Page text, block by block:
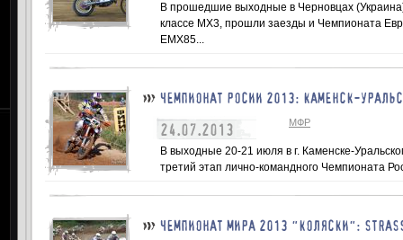
В прошедшие выходные в Черновцах
классе МХ3, прошли заезды и Чемпионата
ЕМХ85...
ЧЕМПИОНАТ РОСИИ 2013: КАМЕНСК-
24.07.2013 МФР
В выходные 20-21 июля в г. Каменске-
третий этап лично-командного Чемпионата
ЧЕМПИОНАТ МИРА 2013 "КОЛЯСКИ":